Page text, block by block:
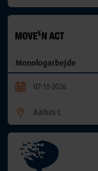
Monologarbejde
07-11-2026
Aarhus C